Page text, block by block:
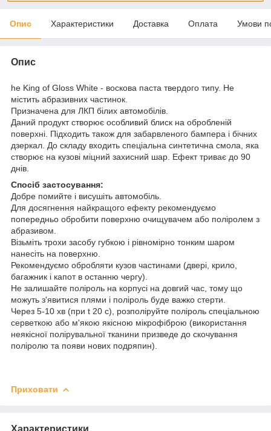
Опис Характеристики Доставка Оплата Умови
Опис
he King of Gloss White - воскова паста твердого типу. Не
містить абразивних частинок.
Призначена для ЛКП білих автомобілів.
Даний продукт створює особливий блиск на обробленій
поверхні. Підходить також для забарвленого бампера і бічних
дзеркал. До складу входить спеціальна синтетична смола, яка
створює на кузові міцний захисний шар. Ефект триває до 90
днів.
Спосіб застосування:
Добре помийте і висушіть автомобіль.
Для досягнення найкращого ефекту рекомендуємо
попередньо обробити поверхню очищувачем або поліролем з
абразивом.
Візьміть трохи засобу губкою і рівномірно тонким шаром
нанесіть на поверхню.
Рекомендуємо обробляти кузов частинами (двері, крило,
багажник і капот в останню чергу).
Не залишайте поліроль на корпусі на довгий час, тому що
можуть з'явитися плями і поліроль буде важко стерти.
Через 5-10 хв (при t 20 c), розполіруйте поліроль спеціальною
серветкою або м'якою якісною мікрофіброю (використання
неякісної полірувальної тканини призведе до скочування
поліролю та появи нових подряпин).
Приховати
Характеристики